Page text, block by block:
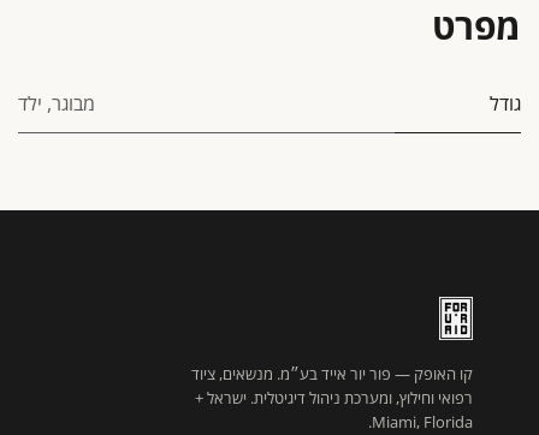
מפרט
גודל מבוגר, ילד
קו האופק — פור יור אייד בע״מ. מנשאים, ציוד
רפואי וחילוץ, ומערכת ניהול דיגיטלית. ישראל +
Miami, Florida.